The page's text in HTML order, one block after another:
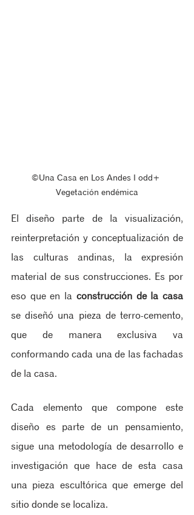
©Una Casa en Los Andes ‖ odd+
Vegetación endémica
El diseño parte de la visualización,
reinterpretación y conceptualización de
las culturas andinas, la expresión
material de sus construcciones. Es por
eso que en la construcción de la casa
se diseñó una pieza de terro-cemento,
que de manera exclusiva va
conformando cada una de las fachadas
de la casa.
Cada elemento que compone este
diseño es parte de un pensamiento,
sigue una metodología de desarrollo e
investigación que hace de esta casa
una pieza escultórica que emerge del
sitio donde se localiza.